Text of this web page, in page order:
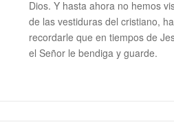
Dios. Y hasta ahora no hemos
de las vestiduras del cristiano,
recordarle que en tiempos de
el Señor le bendiga y guarde.